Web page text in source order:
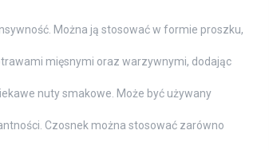
Można ją stosować w formie proszku,
mięsnymi oraz warzywnymi, dodając
nuty smakowe. Może być używany
Czosnek można stosować zarówno